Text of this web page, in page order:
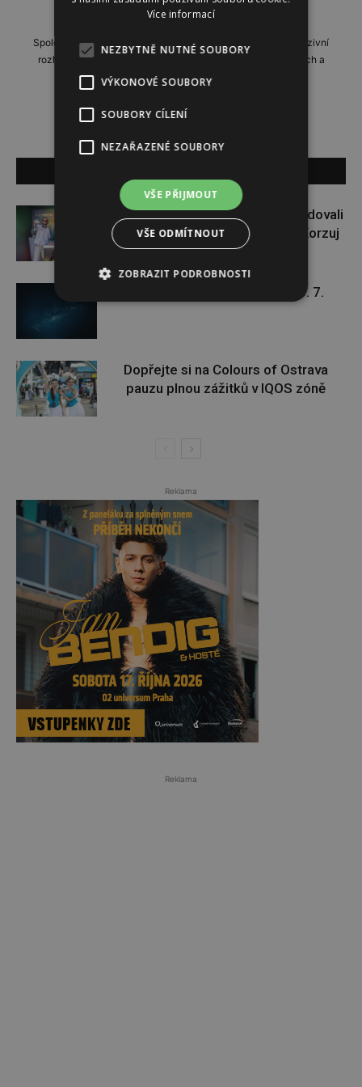
http://www.instinkt-online.cz
Společensko-reportážní týdeník, přinášející profilové a exkluzivní
rozhovory, domácí i zahraniční reportáže, příběhy zajímavých a
neobyčejných lidí.
Paulie Garand a Slávek Pham bodovali
na Colours of Ostrava. Projekt Korzuj
za snem pokračuje dál
Týdenní horoskop 20. 7. – 26. 7.
Dopřejte si na Colours of Ostrava
pauzu plnou zážitků v IQOS zóně
Reklama
Reklama
Více informací
NEZBYTNĚ NUTNÉ SOUBORY
VÝKONOVÉ SOUBORY
SOUBORY CÍLENÍ
NEZAŘAZENÉ SOUBORY
VŠE PŘIJMOUT
VŠE ODMÍTNOUT
ZOBRAZIT PODROBNOSTI